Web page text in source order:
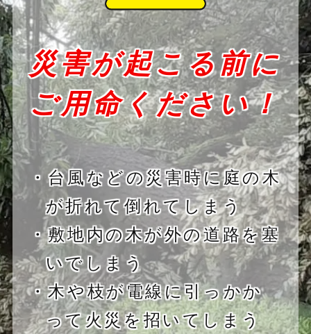
災害が起こる前に
ご用命ください！
・台風などの災害時に庭の木
が折れて倒れてしまう
・敷地内の木が外の道路を塞
いでしまう
・木や枝が電線に引っかか
って火災を招いてしまう